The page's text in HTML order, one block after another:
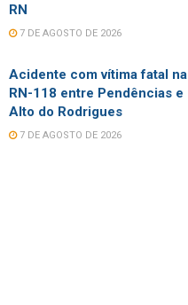
RN
7 DE AGOSTO DE 2026
Acidente com vítima fatal na
RN-118 entre Pendências e
Alto do Rodrigues
7 DE AGOSTO DE 2026